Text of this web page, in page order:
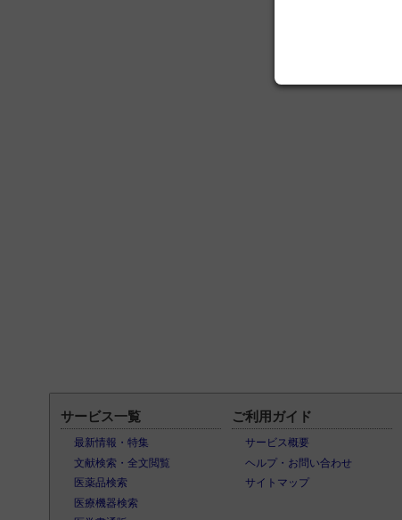
サービス一覧
最新情報・特集
文献検索・全文閲覧
医薬品検索
医療機器検索
ご利用ガイド
サービス概要
ヘルプ・お問い合わせ
サイトマップ